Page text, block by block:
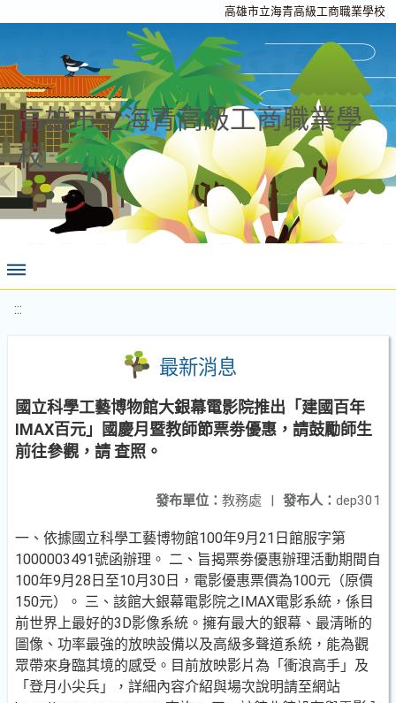
高雄市立海青高級工商職業學校
高雄市立海青高級工商職業學
校
:::
最新消息
國立科學工藝博物館大銀幕電影院推出「建國百年
IMAX百元」國慶月暨教師節票劵優惠，請鼓勵師生
前往參觀，請 查照。
發布人： dep301
發布單位： 教務處 |
一、依據國立科學工藝博物館100年9月21日館服字第
1000003491號函辦理。 二、旨揭票劵優惠辦理活動期間自
100年9月28日至10月30日，電影優惠票價為100元（原價
150元）。 三、該館大銀幕電影院之IMAX電影系統，係目
前世界上最好的3D影像系統。擁有最大的銀幕、最清晰的
圖像、功率最強的放映設備以及高級多聲道系統，能為觀
眾帶來身臨其境的感受。目前放映影片為「衝浪高手」及
「登月小尖兵」，詳細內容介紹與場次說明請至網站